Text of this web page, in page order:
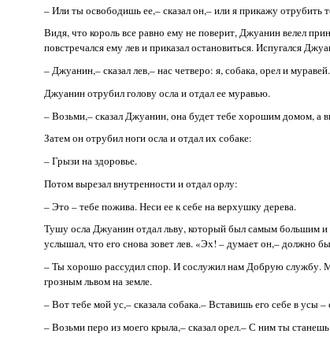
– Или ты освободишь ее,– сказал он,– или я прикажу отрубить
Видя, что король все равно ему не поверит, Джуанин велел
повстречался ему лев и приказал остановиться. Испугался
– Джуанин,– сказал лев,– нас четверо: я, собака, орел и
Джуанин отрубил голову осла и отдал ее муравью.
– Возьми,– сказал Джуанин, она будет тебе хорошим домом, а
Затем он отрубил ноги осла и отдал их собаке:
– Грызи на здоровье.
Потом вырезал внутренности и отдал орлу:
– Это – тебе пожива. Неси ее к себе на верхушку дерева.
Тушу осла Джуанин отдал льву, который был самым большим и
услышал, что его снова зовет лев. «Эх! – думает он,– должно
– Ты хорошо рассудил спор. И сослужил нам Добрую службу.
грозным львом на земле.
– Вот тебе мой ус,– сказала собака.– Вставишь его себе в усы
– Возьми перо из моего крыла,– сказал орел.– С ним ты